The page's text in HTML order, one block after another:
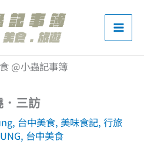
三訪
, 台中美食, 美味食記, 行旅
, 台中美食